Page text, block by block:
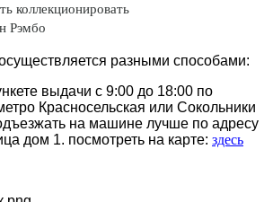
коллекционировать
Рэмбо
разными способами:
выдачи с 9:00 до 18:00 по
Красносельская или Сокольники
на машине лучше по адресу
дом 1. посмотреть на карте: здесь